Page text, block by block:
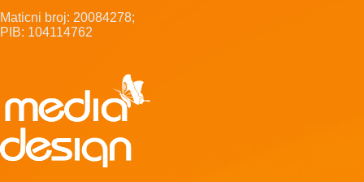
Maticni broj: 20084278;
PIB: 104114762